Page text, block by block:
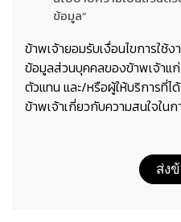
ข้อมูล”
ข้าพเจ้ายอมรับเงื่อนไขการใช้
ข้อมูลส่วนบุคคลของข้าพเจ้า
ตัวแทน และ/หรือผู้ให้บริการที่
ข้าพเจ้าเกี่ยวกับความสนใจใน
ส่ง